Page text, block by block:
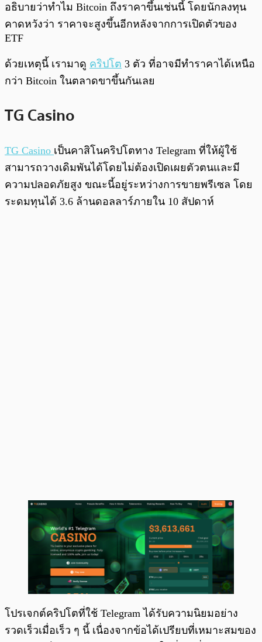
อธิบายว่าทำไม Bitcoin ถึงราคาขึ้นเช่นนี้ โดยนักลงทุน
คาดหวังว่า ราคาจะสูงขึ้นอีกหลังจากการเปิดตัวของ
ETF
ด้วยเหตุนี้ เรามาดู คริปโต 3 ตัว ที่อาจมีทำราคาได้เหนือ
กว่า Bitcoin ในตลาดขาขึ้นกันเลย
TG Casino
TG Casino เป็นคาสิโนคริปโตทาง Telegram ที่ให้ผู้ใช้
สามารถวางเดิมพันได้โดยไม่ต้องเปิดเผยตัวตนและมี
ความปลอดภัยสูง ขณะนี้อยู่ระหว่างการขายพรีเซล โดย
ระดมทุนได้ 3.6 ล้านดอลลาร์ภายใน 10 สัปดาห์
โปรเจกต์คริปโตที่ใช้ Telegram ได้รับความนิยมอย่าง
รวดเร็วเมื่อเร็ว ๆ นี้ เนื่องจากข้อได้เปรียบที่เหมาะสมของ